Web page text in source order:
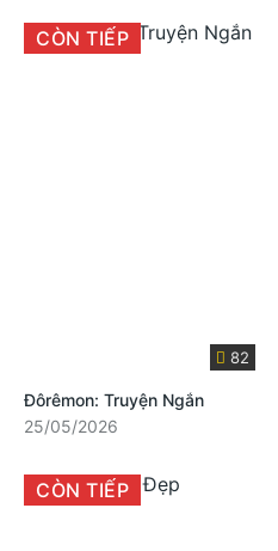
82
CÒN TIẾP
Đôrêmon: Truyện Ngắn
25/05/2026
CÒN TIẾP